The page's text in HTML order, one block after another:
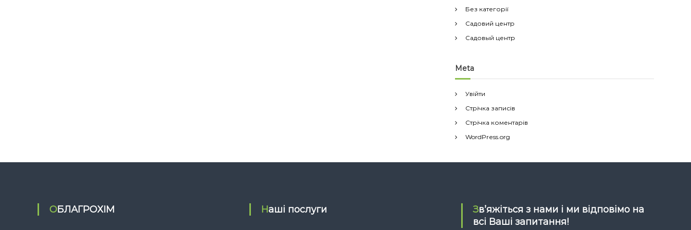
Без категорії
Садовий центр
Садовый центр
Meta
Увійти
Стрічка записів
Стрічка коментарів
WordPress.org
ОБЛАГРОХІМ Наші послуги
Зв’яжіться з нами і ми відповімо на
всі Ваші запитання!